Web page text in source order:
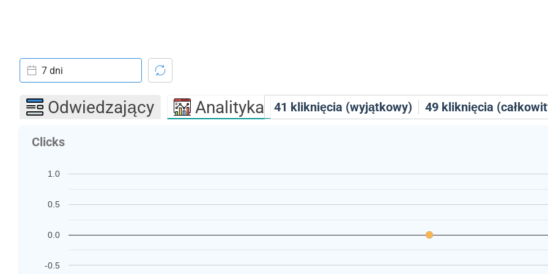
41 kliknięcia (wyjątkowy) 49 kliknięcia
7 dni
Odwiedzający Analityka
Clicks
-0.5
0.0
0.5
1.0